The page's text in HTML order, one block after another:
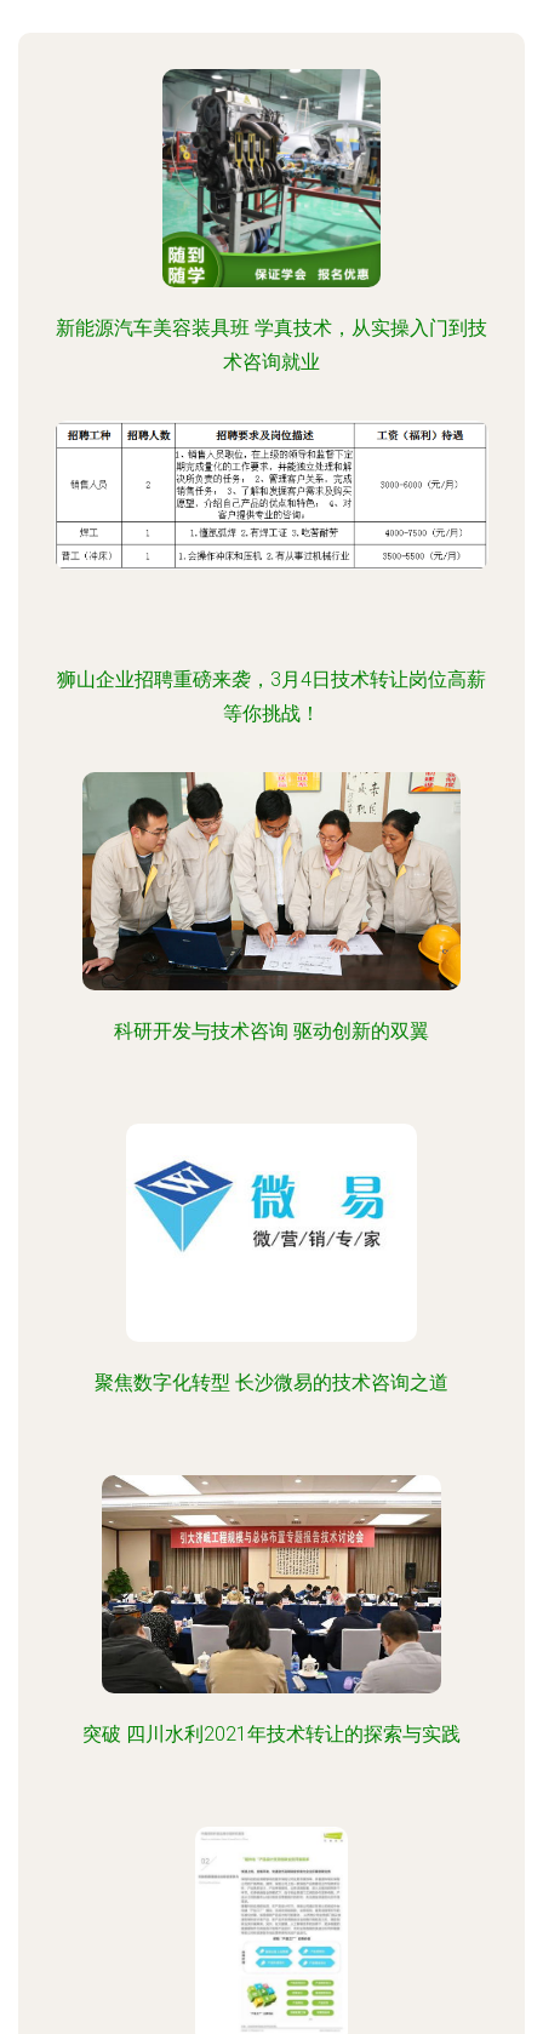
新能源汽车美容装具班 学真技术，从实操入门到技
术咨询就业
狮山企业招聘重磅来袭，3月4日技术转让岗位高薪
等你挑战！
科研开发与技术咨询 驱动创新的双翼
聚焦数字化转型 长沙微易的技术咨询之道
突破 四川水利2021年技术转让的探索与实践